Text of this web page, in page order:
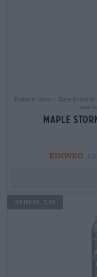
Porter et Stout | Bière brune
aux
maple
EINWEG
Untappd: 3,78